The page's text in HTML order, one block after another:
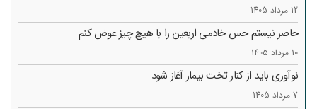
12 مرداد 1405
حاضر نیستم حس خادمی اربعین را با هیچ چیز عوض کنم
10 مرداد 1405
نوآوری باید از کنار تخت بیمار آغاز شود
7 مرداد 1405